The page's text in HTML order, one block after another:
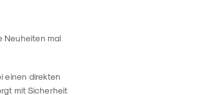
Neuheiten mal
einen direkten
mit Sicherheit